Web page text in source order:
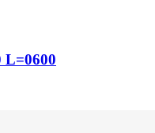
L=0600